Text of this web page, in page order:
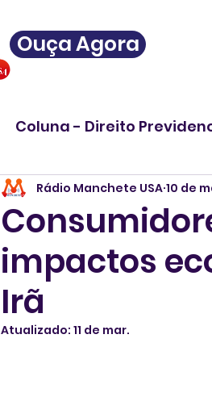
Ouça Agora
Coluna - Direito
impactos
Irã
Rádio Manchete USA 10 de
Atualizado: 11 de mar.